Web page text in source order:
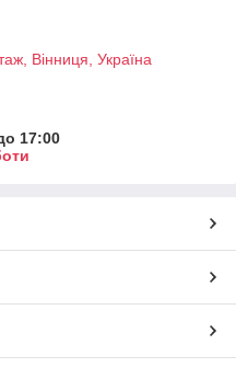
Вінниця, Україна
17:00